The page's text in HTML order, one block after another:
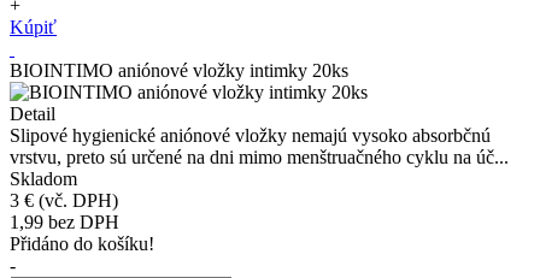
+
Kúpiť
BIOINTIMO aniónové vložky intimky 20ks
Detail
Slipové hygienické aniónové vložky nemajú vysoko absorbčnú
vrstvu, preto sú určené na dni mimo menštruačného cyklu na úč...
Skladom
3 € (vč. DPH)
1,99 bez DPH
Přidáno do košíku!
-